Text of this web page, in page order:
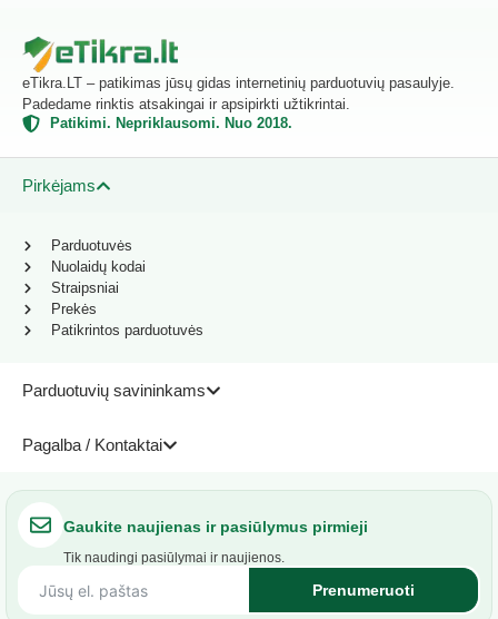
eTikra.LT – patikimas jūsų gidas internetinių parduotuvių pasaulyje.
Padedame rinktis atsakingai ir apsipirkti užtikrintai.
Patikimi. Nepriklausomi. Nuo 2018.
Pirkėjams
Parduotuvių savininkams
Pagalba / Kontaktai
Parduotuvės
Nuolaidų kodai
Straipsniai
Prekės
Patikrintos parduotuvės
Gaukite naujienas ir pasiūlymus pirmieji
Tik naudingi pasiūlymai ir naujienos.
Prenumeruoti